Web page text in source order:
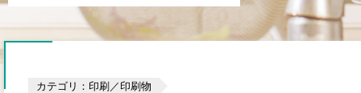
カテゴリ：印刷／印刷物